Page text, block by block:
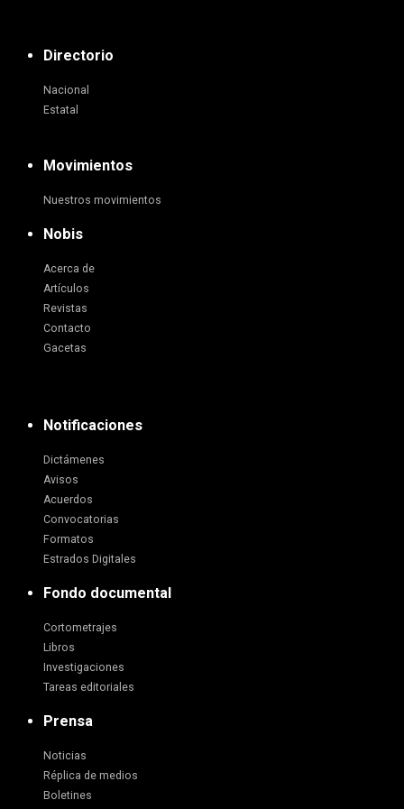
Directorio
Nacional
Estatal
Movimientos
Nuestros movimientos
Nobis
Acerca de
Artículos
Revistas
Contacto
Gacetas
Notificaciones
Dictámenes
Avisos
Acuerdos
Convocatorias
Formatos
Estrados Digitales
Fondo documental
Cortometrajes
Libros
Investigaciones
Tareas editoriales
Prensa
Noticias
Réplica de medios
Boletines